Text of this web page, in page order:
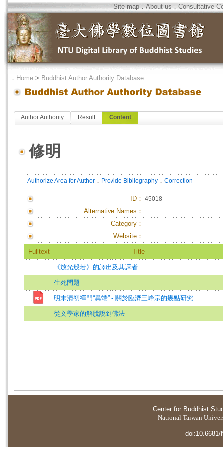
Site map．About us．Consultative
． Home > Buddhist Author Authority Database
Author Authority Result Content
修明
Authorize Area for Author ． Provide Bibliography ． Correction
ID ： 45018
Alternative Names：
Category：
Website：
Fulltext Title
《放光般若》的譯出及其譯者
生死問題
明末清初禪門“異端” - 關於臨濟三峰宗的幾點研究
從文學家的解脫說到佛法
Center for Buddhist
National Taiwan
doi:10.6681/